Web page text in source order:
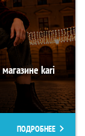
kari
ПОДРОБНЕЕ